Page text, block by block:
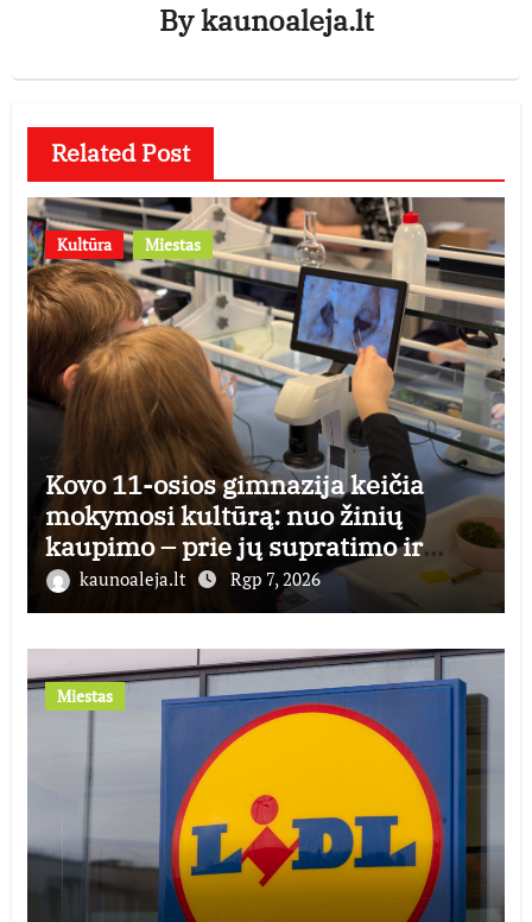
Bykaunoaleja.lt
Related Post
Kultūra Miestas
Kovo 11-osios gimnazija keičia
mokymosi kultūrą: nuo žinių
kaupimo – prie jų supratimo ir
taikymo
kaunoaleja.lt Rgp 7, 2026
Miestas